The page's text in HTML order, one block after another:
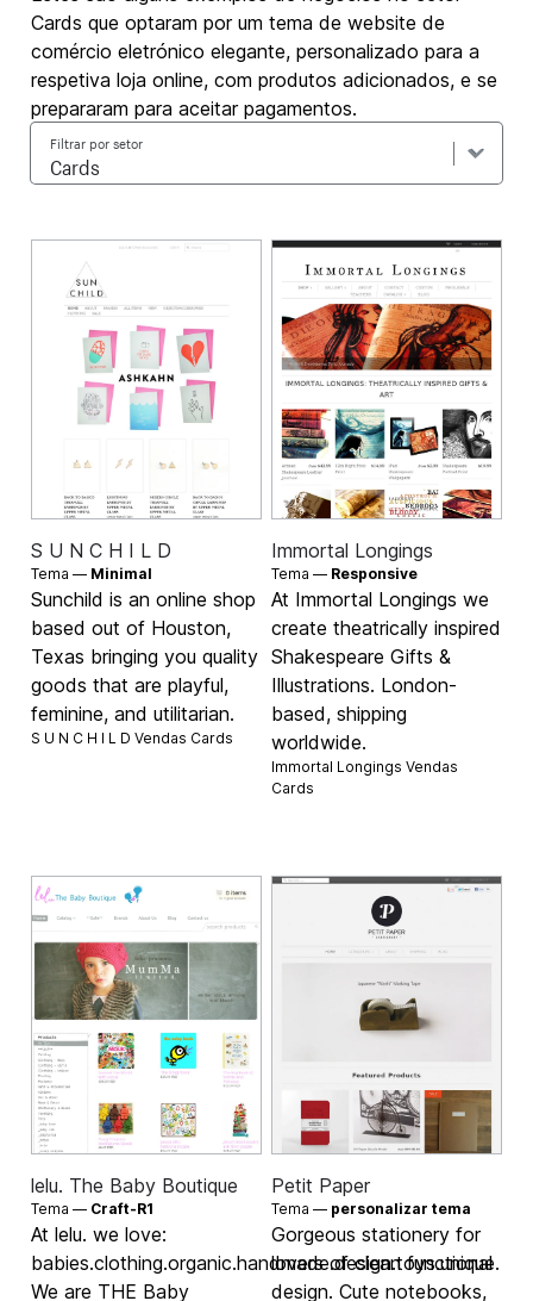
Cards que optaram por um tema de website de
comércio eletrónico elegante, personalizado para a
respetiva loja online, com produtos adicionados, e se
prepararam para aceitar pagamentos.
Filtrar por setor
S U N C H I L D
Tema — Minimal
Sunchild is an online shop
based out of Houston,
Texas bringing you quality
goods that are playful,
feminine, and utilitarian.
S U N C H I L D Vendas Cards
Immortal Longings
Tema — Responsive
At Immortal Longings we
create theatrically inspired
Shakespeare Gifts &
Illustrations. London-
based, shipping
worldwide.
Immortal Longings Vendas
Cards
lelu. The Baby Boutique
Tema — Craft-R1
At lelu. we love:
babies.clothing.organic.handmade.design.toys.unique.
We are THE Baby
Petit Paper
Tema — personalizar tema
Gorgeous stationery for
lovers of clean functional
design. Cute notebooks,